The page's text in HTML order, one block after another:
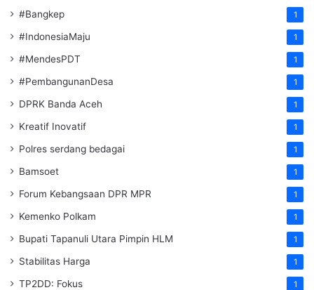
#Bangkep 1
#IndonesiaMaju 1
#MendesPDT 1
#PembangunanDesa 1
DPRK Banda Aceh 1
Kreatif Inovatif 1
Polres serdang bedagai 1
Bamsoet 1
Forum Kebangsaan DPR MPR 1
Kemenko Polkam 1
‎Bupati Tapanuli Utara Pimpin HLM 1
Stabilitas Harga 1
TP2DD: Fokus 1